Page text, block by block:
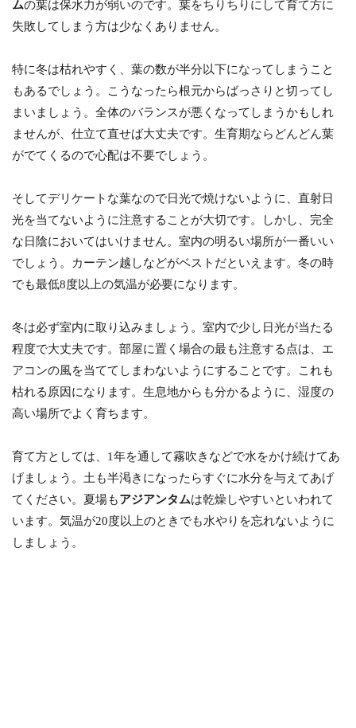
ムの葉は保水力が弱いのです。葉をちりちりにして育て方に
失敗してしまう方は少なくありません。
特に冬は枯れやすく、葉の数が半分以下になってしまうこと
もあるでしょう。こうなったら根元からばっさりと切ってし
まいましょう。全体のバランスが悪くなってしまうかもしれ
ませんが、仕立て直せば大丈夫です。生育期ならどんどん葉
がでてくるので心配は不要でしょう。
そしてデリケートな葉なので日光で焼けないように、直射日
光を当てないように注意することが大切です。しかし、完全
な日陰においてはいけません。室内の明るい場所が一番いい
でしょう。カーテン越しなどがベストだといえます。冬の時
でも最低8度以上の気温が必要になります。
冬は必ず室内に取り込みましょう。室内で少し日光が当たる
程度で大丈夫です。部屋に置く場合の最も注意する点は、エ
アコンの風を当ててしまわないようにすることです。これも
枯れる原因になります。生息地からも分かるように、湿度の
高い場所でよく育ちます。
育て方としては、1年を通して霧吹きなどで水をかけ続けてあ
げましょう。土も半渇きになったらすぐに水分を与えてあげ
てください。夏場もアジアンタムは乾燥しやすいといわれて
います。気温が20度以上のときでも水やりを忘れないように
しましょう。